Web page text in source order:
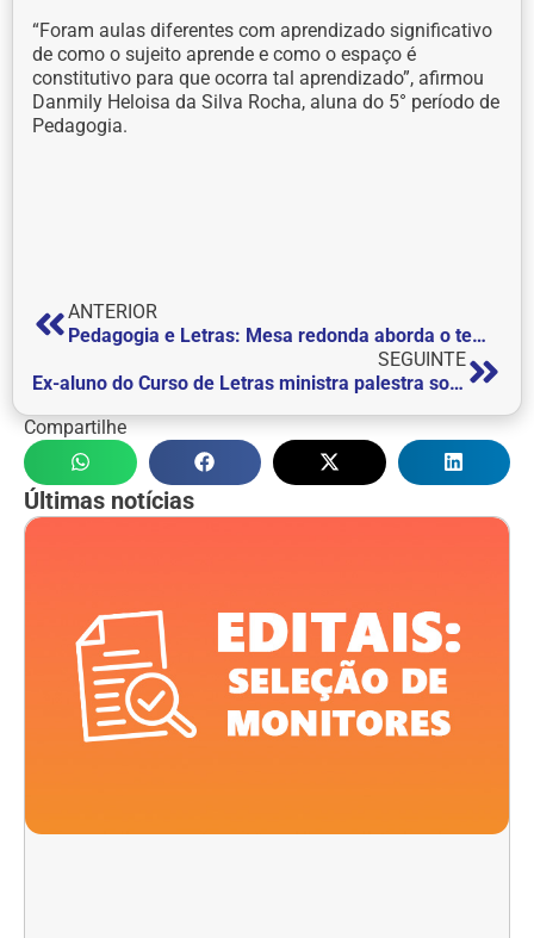
“Foram aulas diferentes com aprendizado significativo
de como o sujeito aprende e como o espaço é
constitutivo para que ocorra tal aprendizado”, afirmou
Danmily Heloisa da Silva Rocha, aluna do 5° período de
Pedagogia.
ANTERIOR
Pedagogia e Letras: Mesa redonda aborda o tema “Avaliação da Aprendizagem”
SEGUINTE
Ex-aluno do Curso de Letras ministra palestra sobre o “Ensino de Gramática” na FEPI
Compartilhe
Últimas notícias